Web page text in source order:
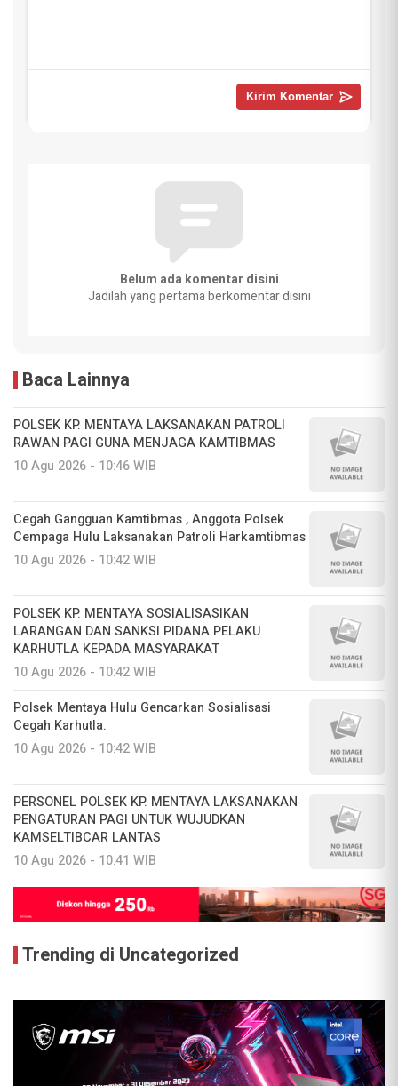
Belum ada komentar disini
Jadilah yang pertama berkomentar disini
Baca Lainnya
POLSEK KP. MENTAYA LAKSANAKAN PATROLI
RAWAN PAGI GUNA MENJAGA KAMTIBMAS
10 Agu 2026 - 10:46 WIB
Cegah Gangguan Kamtibmas , Anggota Polsek
Cempaga Hulu Laksanakan Patroli Harkamtibmas
10 Agu 2026 - 10:42 WIB
POLSEK KP. MENTAYA SOSIALISASIKAN
LARANGAN DAN SANKSI PIDANA PELAKU
KARHUTLA KEPADA MASYARAKAT
10 Agu 2026 - 10:42 WIB
Polsek Mentaya Hulu Gencarkan Sosialisasi
Cegah Karhutla.
10 Agu 2026 - 10:42 WIB
PERSONEL POLSEK KP. MENTAYA LAKSANAKAN
PENGATURAN PAGI UNTUK WUJUDKAN
KAMSELTIBCAR LANTAS
10 Agu 2026 - 10:41 WIB
Trending di Uncategorized